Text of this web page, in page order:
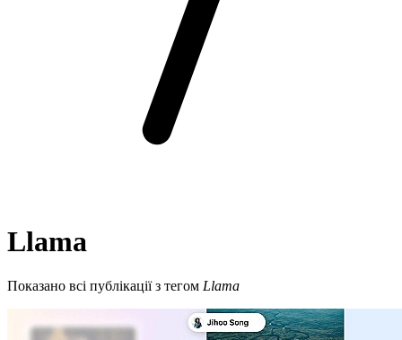
Llama
Показано всі публікації з тегом Llama